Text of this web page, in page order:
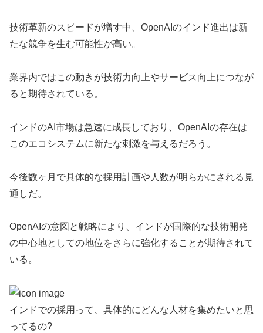
技術革新のスピードが増す中、OpenAIのインド進出は新
たな競争を生む可能性が高い。
業界内ではこの動きが技術力向上やサービス向上につなが
ると期待されている。
インドのAI市場は急速に成長しており、OpenAIの存在は
このエコシステムに新たな刺激を与えるだろう。
今後数ヶ月で具体的な採用計画や人数が明らかにされる見
通しだ。
OpenAIの意図と戦略により、インドが国際的な技術開発
の中心地としての地位をさらに強化することが期待されて
いる。
インドでの採用って、具体的にどんな人材を集めたいと思
ってるの?